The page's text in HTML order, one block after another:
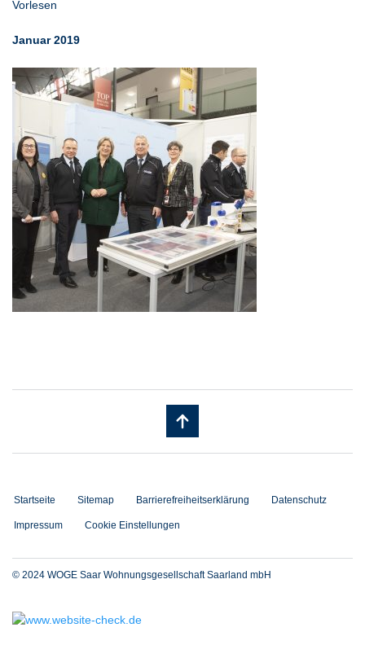
Vorlesen
Januar 2019
Startseite Sitemap Barrierefreiheitserklärung Datenschutz
Impressum Cookie Einstellungen
© 2024 WOGE Saar Wohnungsgesellschaft Saarland mbH